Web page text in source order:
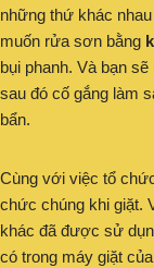
những thứ khác
muốn rửa sơn bằng
bụi phanh. Và bạn
sau đó cố gắng làm
bẩn.
Cùng với việc tổ
chức chúng khi giặt.
khác đã được sử
có trong máy giặt